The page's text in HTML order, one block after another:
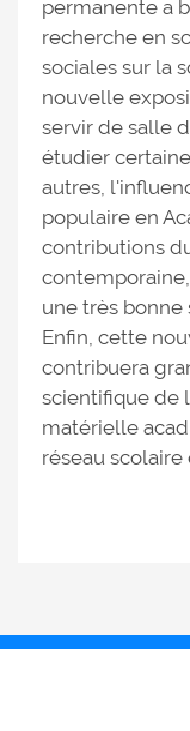
permanente a
recherche en
sociales sur la
nouvelle
servir de salle
étudier
autres,
populaire en
contributions
une très bonne
Enfin, cette
contribuera
scientifique de
matérielle
réseau